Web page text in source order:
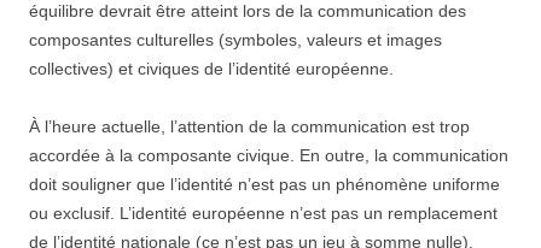
équilibre devrait être atteint lors de la communication des
composantes culturelles (symboles, valeurs et images
collectives) et civiques de l’identité européenne.
À l’heure actuelle, l’attention de la communication est trop
accordée à la composante civique. En outre, la communication
doit souligner que l’identité n’est pas un phénomène uniforme
ou exclusif. L’identité européenne n’est pas un remplacement
de l’identité nationale (ce n’est pas un jeu à somme nulle),